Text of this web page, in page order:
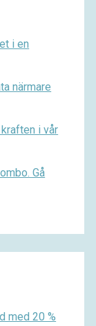
i en
närmare
i vår
Gå
med 20 %